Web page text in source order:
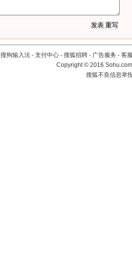
搜狗输入法 - 支付中心 - 搜狐招聘 - 广告服务 - 客
Copyright©2016
搜狐不良信息举